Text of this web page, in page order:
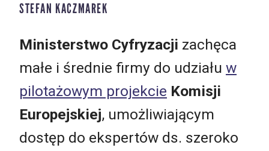
STEFAN KACZMAREK
Ministerstwo Cyfryzacji zachęca
małe i średnie firmy do udziału w
pilotażowym projekcie Komisji
Europejskiej, umożliwiającym
dostęp do ekspertów ds. szeroko